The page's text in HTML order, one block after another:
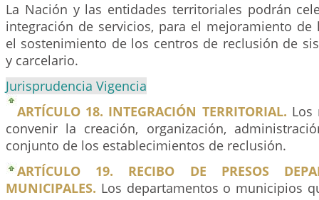
La Nación y las entidades territoriales podrán
integración de servicios, para el mejoramiento de
el sostenimiento de los centros de reclusión de
y carcelario.
Jurisprudencia Vigencia
ARTÍCULO 18. INTEGRACIÓN TERRITORIAL. Los
convenir la creación, organización,
conjunto de los establecimientos de reclusión.
ARTÍCULO 19. RECIBO DE PRESOS
MUNICIPALES. Los departamentos o municipios